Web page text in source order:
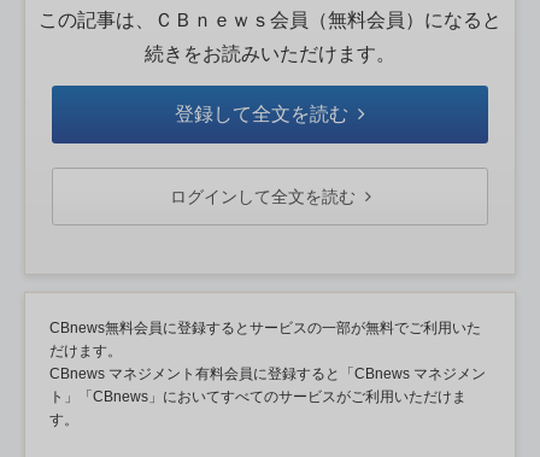
この記事は、ＣＢｎｅｗｓ会員（無料会員）になると
続きをお読みいただけます。
登録して全文を読む
ログインして全文を読む
CBnews無料会員に登録するとサービスの一部が無料でご利用いた
だけます。
CBnews マネジメント有料会員に登録すると「CBnews マネジメン
ト」「CBnews」においてすべてのサービスがご利用いただけま
す。